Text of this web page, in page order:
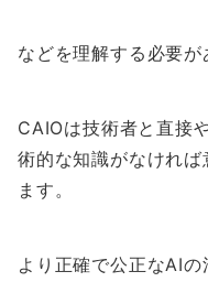
などを理解する必要が
CAIOは技術者と直接
術的な知識がなけれ
ます。
より正確で公正なAI